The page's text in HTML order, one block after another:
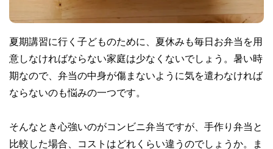
夏期講習に行く子どものために、夏休みも毎日お弁当を用
意しなければならない家庭は少なくないでしょう。暑い時
期なので、弁当の中身が傷まないように気を遣わなければ
ならないのも悩みの一つです。
そんなとき心強いのがコンビニ弁当ですが、手作り弁当と
比較した場合、コストはどれくらい違うのでしょうか。ま